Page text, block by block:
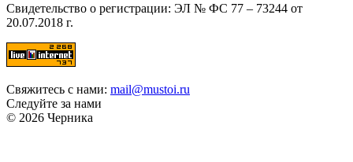
Свидетельство о регистрации: ЭЛ № ФС 77 – 73244 от
20.07.2018 г.
Свяжитесь с нами: mail@mustoi.ru
Следуйте за нами
© 2026 Черника